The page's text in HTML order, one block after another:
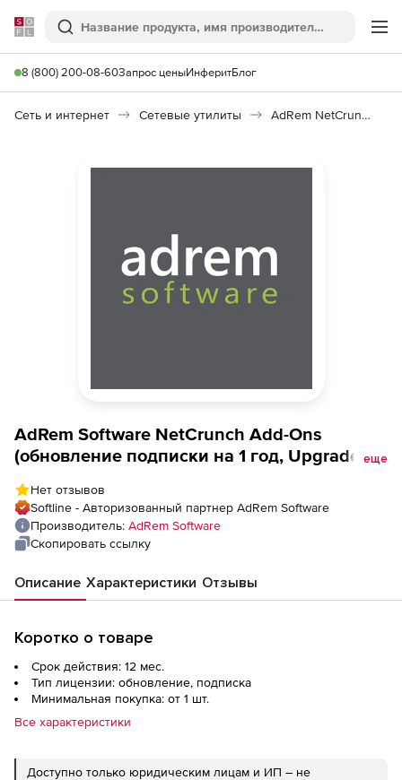
Softline
Поиск
8 (800) 200-08-60Запрос ценыИнферитБлог
Сеть и интернет Сетевые утилиты AdRem NetCrunch System Module
AdRem Software NetCrunch Add-Ons
(обновление подписки на 1 год, Upgrade
еще
Нет отзывов
Softline - Авторизованный партнер AdRem Software
Производитель: AdRem Software
Скопировать ссылку
Описание Характеристики Отзывы
Коротко о товаре
Срок действия: 12 мес.
Тип лицензии: обновление, подписка
Минимальная покупка: от 1 шт.
Все характеристики
Доступно только юридическим лицам и ИП – не